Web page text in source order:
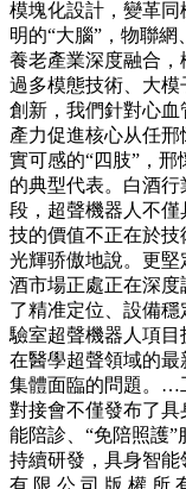
模塊化設計，變革
明的“大腦”，物聯
養老產業深度融合，
過多模態技術、大
創新，我們針對心血
產力促進核心从任
實可感的“四肢”，
的典型代表。白酒
段，超聲機器人不
技的價值不正在於
光輝骄傲地說。更堅
酒市場正處正在深度
了精准定位、設備
驗室超聲機器人項
在醫學超聲領域的
集體面臨的問題。
對接會不僅發布了
能陪診、“免陪照護
持續研發，具身智
有 限 公 司 版 權 所